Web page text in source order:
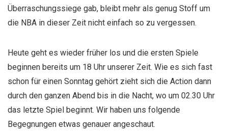
Überraschungssiege gab, bleibt mehr als genug Stoff um
die NBA in dieser Zeit nicht einfach so zu vergessen.
Heute geht es wieder früher los und die ersten Spiele
beginnen bereits um 18 Uhr unserer Zeit. Wie es sich fast
schon für einen Sonntag gehört zieht sich die Action dann
durch den ganzen Abend bis in die Nacht, wo um 02.30 Uhr
das letzte Spiel beginnt. Wir haben uns folgende
Begegnungen etwas genauer angeschaut.